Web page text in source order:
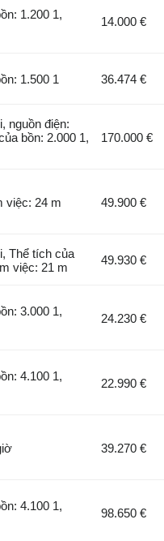
1.200 1,
14.000 €
1.500 1 36.474 €
nguồn điện:
bồn: 2.000 1,
170.000 €
việc: 24 m 49.900 €
Thể tích của
việc: 21 m
49.930 €
3.000 1,
24.230 €
4.100 1,
22.990 €
39.270 €
4.100 1,
98.650 €